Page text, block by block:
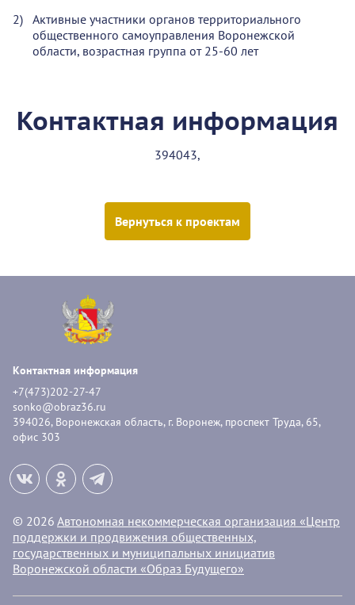
Активные участники органов территориального
общественного самоуправления Воронежской
области, возрастная группа от 25-60 лет
Контактная информация
394043,
Вернуться к проектам
Контактная информация
+7(473)202-27-47
sonko@obraz36.ru
394026, Воронежская область, г. Воронеж, проспект Труда, 65,
офис 303
© 2026 Автономная некоммерческая организация «Центр
поддержки и продвижения общественных,
государственных и муниципальных инициатив
Воронежской области «Образ Будущего»